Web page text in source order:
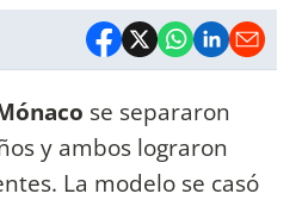
se separaron
y ambos lograron
La modelo se casó